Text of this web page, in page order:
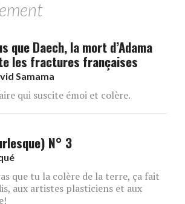
que Daech, la mort d’Adama
les fractures françaises
Samama
qui suscite émoi et colère.
N° 3
que tu la colère de la terre, ça fait
aux artistes plasticiens et aux